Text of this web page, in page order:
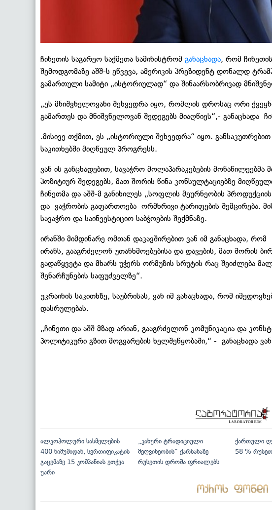
ჩინეთის საგარეო საქმეთა სამინისტრომ განაცხადა, რომ
შემოდგომაზე აშშ-ს ეწვევა, ამერიკის პრეზიდენტ დონალდ
გამართული სამიტი „ისტორიულად“ და შინაარსობრივად
„ეს მნიშვნელოვანი შეხვედრა იყო, რომლის დროსაც ორი
გამართეს და მნიშვნელოვან შედეგებს მიაღწიეს“,- განაცხადა
.მისივე თქმით, ეს „ისტორიული შეხვედრა“ იყო.
საკითხებში მიღწეულ პროგრესს.
ვან ის განცხადებით, სავაჭრო მოლაპარაკებების
პოზიტიურ შედეგებს, მათ შორის წინა კონსულტაციებზე
ჩინეთმა და აშშ-მ განიხილეს „სოფლის მეურნეობის პროდუქციის
და ვაჭრობის გაფართოება ორმხრივი ტარიფების შემცირება.
სავაჭრო და საინვესტიციო საბჭოების შექმნაზე.
ირანში მიმდინარე ომთან დაკავშირებით ვან იმ განაცხადა,
ირანს, გააგრძელონ უთანხმოებებისა და დავების, მათ შორის
გადაწყვეტა და მხარს უჭერს ორმუზის სრუტის რაც შეიძლება
შენარჩუნების საფუძველზე“.
უკრაინის საკითხზე, საუბრისას, ვან იმ განაცხადა, რომ
დასრულებას.
„ჩინეთი და აშშ მზად არიან, გააგრძელონ კომუნიკაცია და
პოლიტიკური გზით მოგვარების ხელშეწყობაში,“ - განაცხადა
ალკოჰოლური სასმელების
400 ნიმუშიდან, სერთიფიკატის
გაცემაზე 15 კომპანიას ეთქვა
უარი
„კახური ტრადიციული
მეღვინეობის“ ქარხანაზე
რუსეთის დროშა ფრიალებს
ქართული
58 %